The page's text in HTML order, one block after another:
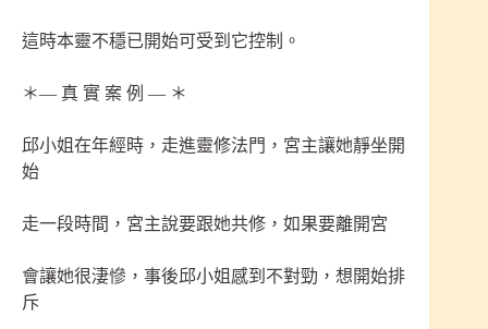
這時本靈不穩已開始可受到它控制。
＊— 真 實 案 例 — ＊
邱小姐在年經時，走進靈修法門，宮主讓她靜坐開
始
走一段時間，宮主說要跟她共修，如果要離開宮
會讓她很淒慘，事後邱小姐感到不對勁，想開始排
斥